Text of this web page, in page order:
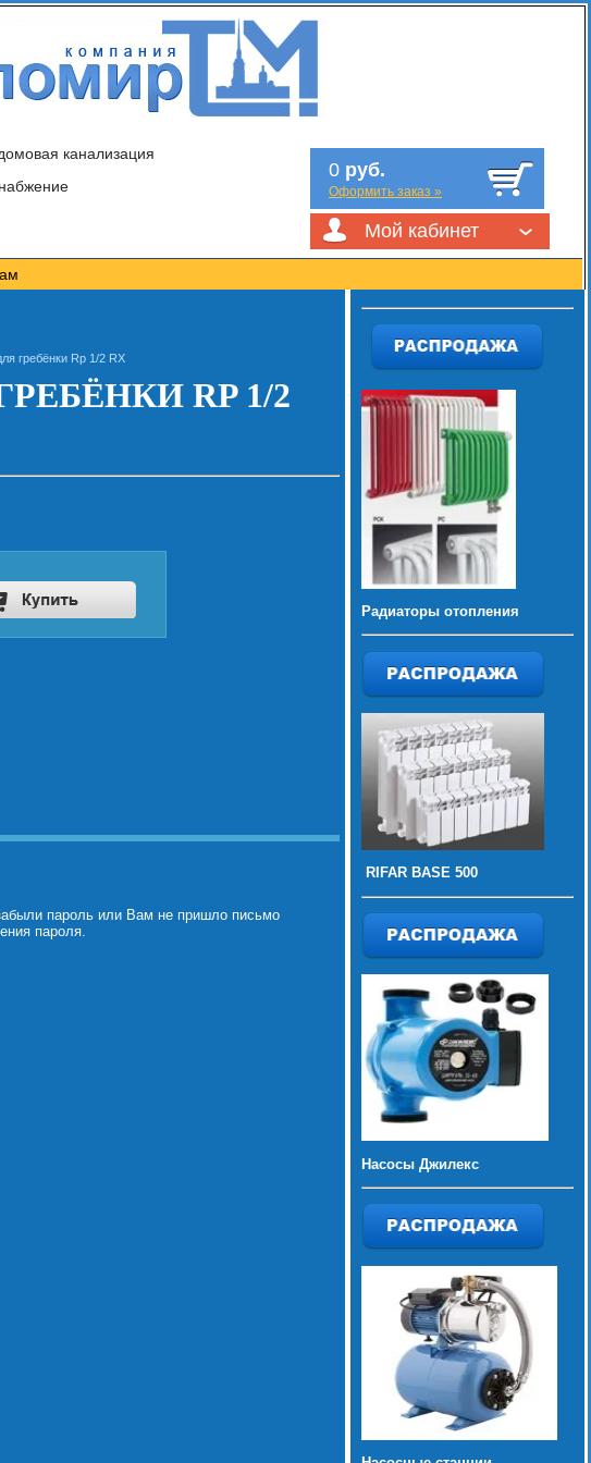
Мой кабинет
0 руб.
Оформить заказ »
канализация
гребёнки Rp 1/2 RX
RP 1/2
пароль или Вам не пришло письмо
пароля.
Радиаторы отопления
RIFAR BASE 500
Насосы Джилекс